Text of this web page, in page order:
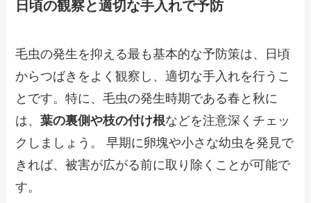
日頃の観察と適切な手入れで予防
毛虫の発生を抑える最も基本的な予防策は、日頃
からつばきをよく観察し、適切な手入れを行うこ
とです。特に、毛虫の発生時期である春と秋に
は、葉の裏側や枝の付け根などを注意深くチェッ
クしましょう。 早期に卵塊や小さな幼虫を発見で
きれば、被害が広がる前に取り除くことが可能で
す。